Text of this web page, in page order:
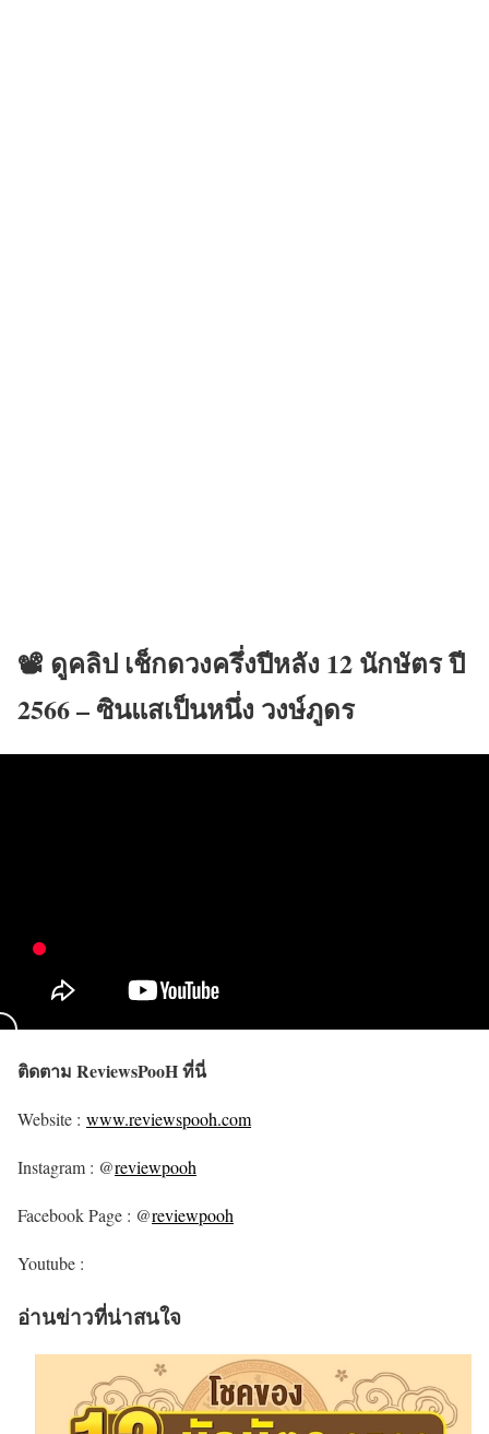
📽 ดูคลิป เช็กดวงครึ่งปีหลัง 12 นักษัตร ปี
2566 – ซินแสเป็นหนึ่ง วงษ์ภูดร
ติดตาม ReviewsPooH ที่นี่
Website : www.reviewspooh.com
Instagram : @reviewpooh
Facebook Page : @reviewpooh
Youtube :
อ่านข่าวที่น่าสนใจ